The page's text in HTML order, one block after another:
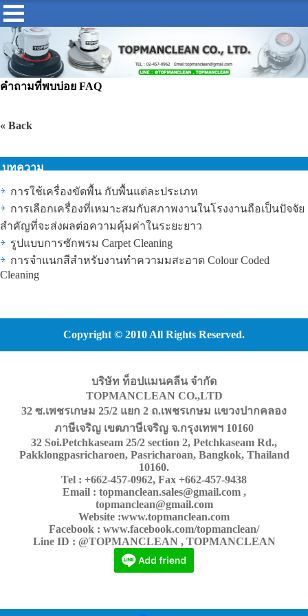
คำถามที่พบบ่อย FAQ
« Back
บทความ
การใช้เครื่องขัดพื้น กับพื้นแต่ละประเภท
การเลือกเครื่องที่เหมาะสมกับสภาพงานในโรงงานถือเป็นปัจจัย
สำคัญที่จะส่งผลต่อความคุ้มค่าในระยะยาว
รูปแบบการซักพรม Carpet Cleaning
การจำแนกสีสำหรับงานทำความมสะอาด Colour Coded
Cleaning
Copyright © 2010 All Rights Reserved.
บริษัท ท็อปแมนคลีน จำกัด
TOPMANCLEAN CO.,LTD
32 ซ.เพชรเกษม 25/2 แยก 2 ถ.เพชรเกษม แขวงปากคลอง
ภาษีเจริญ เขตภาษีเจริญ จ.กรุงเทพฯ 10160
32 Soi.Petchkaseam 25/2 section 2, Petchkaseam Rd.,
Pakklongpasricharoen, Pasricharoan, Bangkok, Thailand
10160.
Tel : +662-457-0962, Fax +662-457-9438
Email : topmanclean.sales@gmail.com ,
topmanclean@gmail.com
Website :www.topmanclean.com
Facebook : www.facebook.com/topmanclean/
Line ID : @TOPMANCLEAN , TOPMANCLEAN